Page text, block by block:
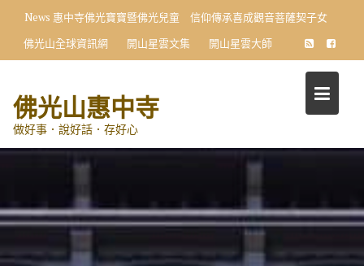
content
News 惠中寺佛光寶寶暨佛光兒童 信仰傳承喜成觀音菩薩契子女
佛光山全球資訊網
開山星雲文集 開山星雲大師
佛光山惠中寺
做好事．說好話．存好心